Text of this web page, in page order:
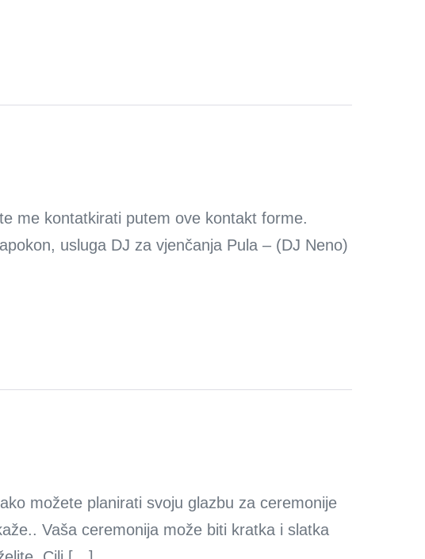
me kontatkirati putem ove kontakt forme.
usluga DJ za vjenčanja Pula – (DJ Neno)
možete planirati svoju glazbu za ceremonije
Vaša ceremonija može biti kratka i slatka